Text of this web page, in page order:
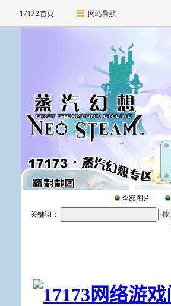
17173首页 网站导航
全部图片
关键词：